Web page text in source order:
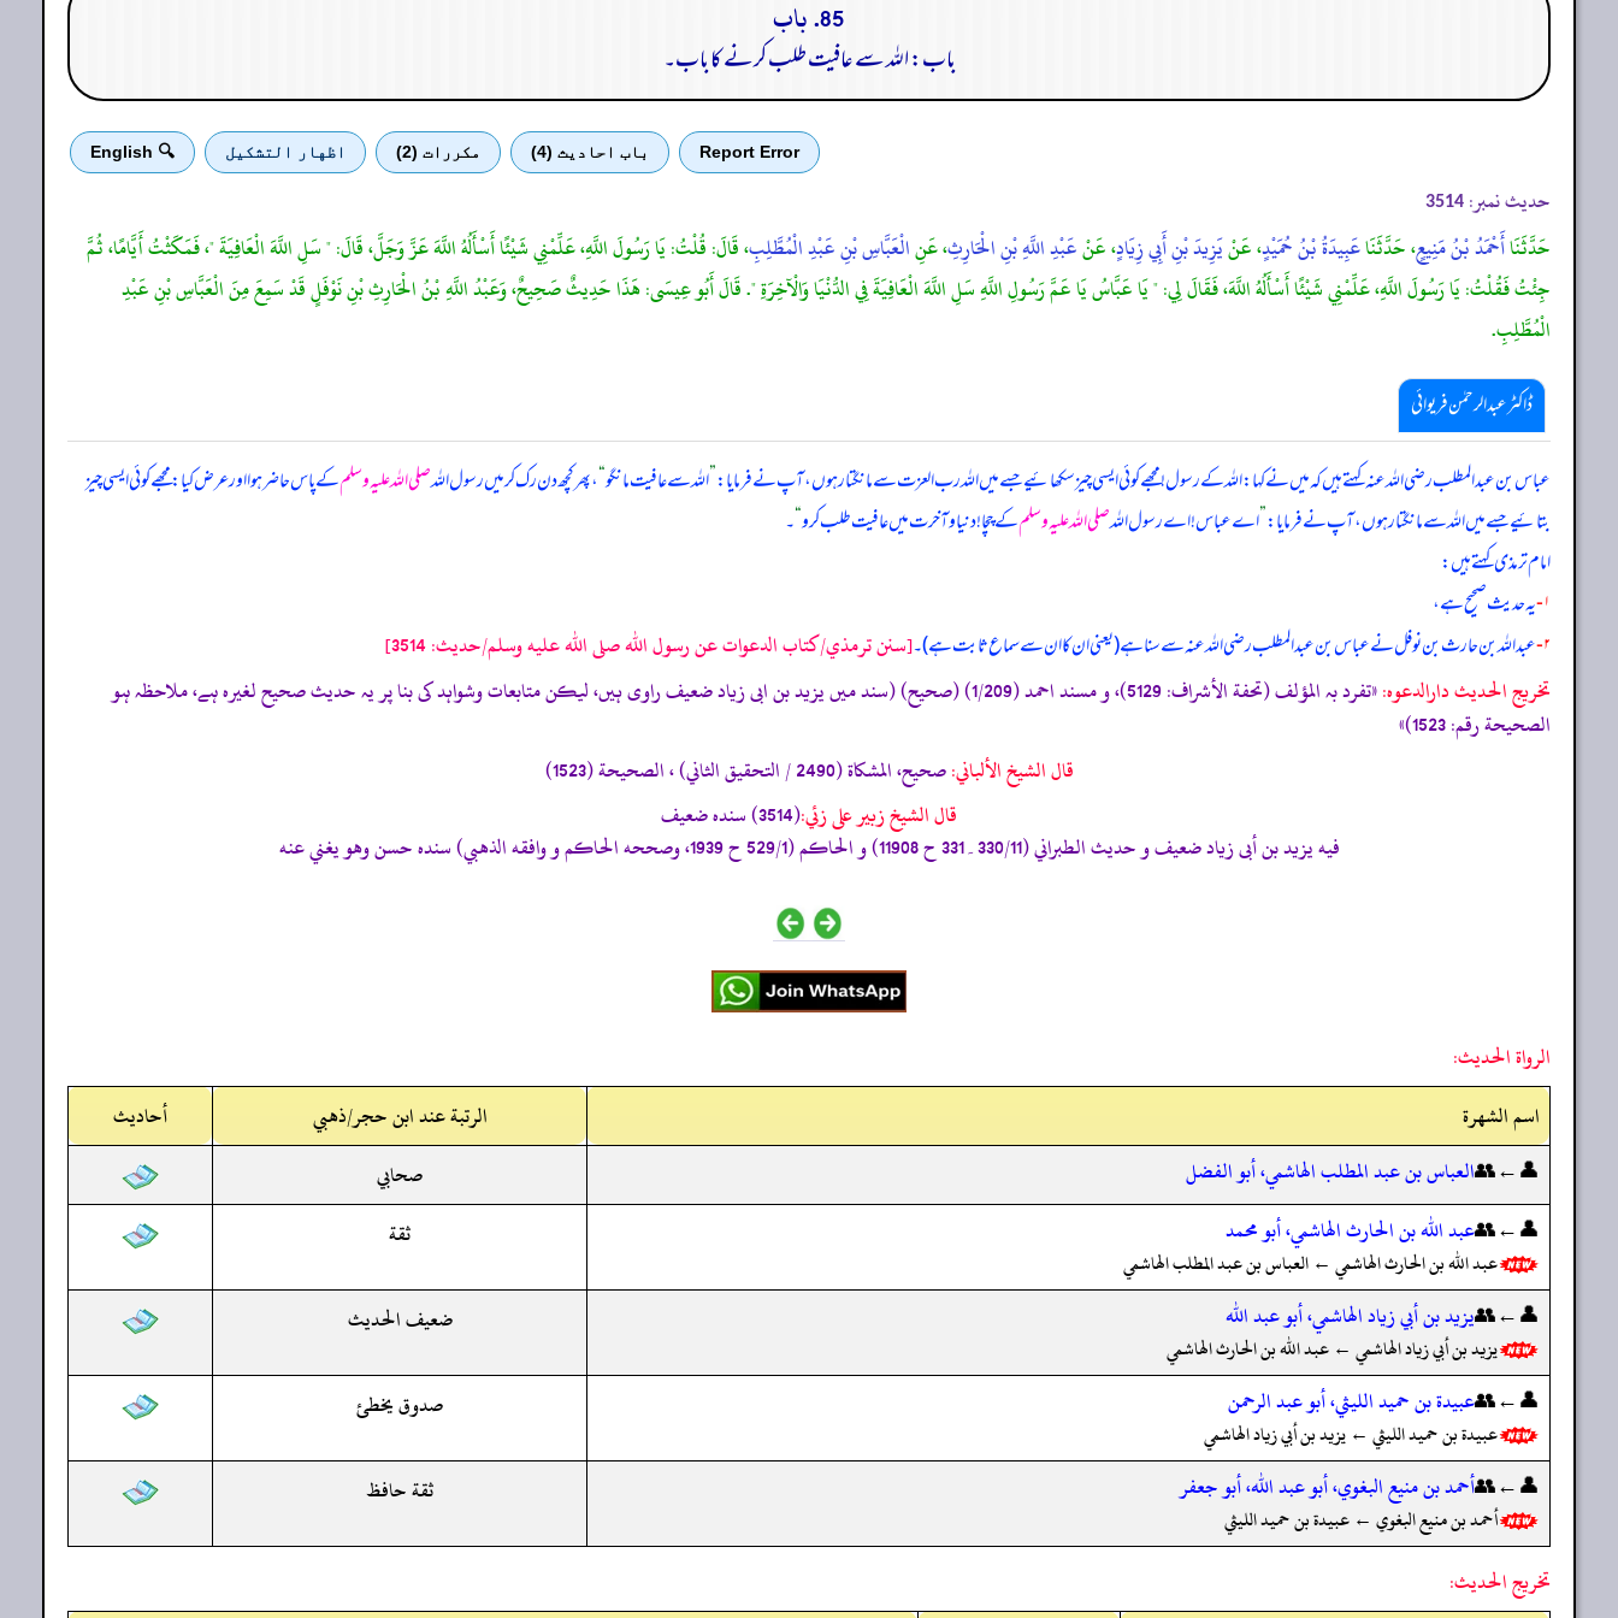
85. باب
باب: اللہ سے عافیت طلب کرنے کا باب۔
Report Error باب احادیث (4) مكررات (2) اظهار التشكيل 🔍 English
حدیث نمبر: 3514
حَدَّثَنَاأَحْمَدُ بْنُ مَنِيعٍ، حَدَّثَنَاعَبِيدَةُ بْنُ حُمَيْدٍ، عَنْيَزِيدَ بْنِ أَبِي زِيَادٍ، عَنْعَبْدِ اللَّهِ بْنِ الْحَارِثِ، عَنِالْعَبَّاسِ بْنِ عَبْدِ الْمُطَّلِبِ، قَالَ: قُلْتُ: يَا رَسُولَ اللَّهِ، عَلِّمْنِي شَيْئًا أَسْأَلُهُ اللَّهَ عَزَّ وَجَلَّ، قَالَ: " سَلِ اللَّهَ الْعَافِيَةَ "، فَمَكَثْتُ أَيَّامًا، ثُمَّ
جِئْتُ فَقُلْتُ: يَا رَسُولَ اللَّهِ، عَلِّمْنِي شَيْئًا أَسْأَلُهُ اللَّهَ، فَقَالَ لِي: " يَا عَبَّاسُ يَا عَمَّ رَسُولِ اللَّهِ سَلِ اللَّهَ الْعَافِيَةَ فِي الدُّنْيَا وَالْآخِرَةِ ". قَالَ أَبُو عِيسَى: هَذَا حَدِيثٌ صَحِيحٌ، وَعَبْدُ اللَّهِ بْنُ الْحَارِثِ بْنِ نَوْفَلٍ قَدْ سَمِعَ مِنَ الْعَبَّاسِ بْنِ عَبْدِ
الْمُطَّلِبِ.
ڈاکٹر عبدالرحمٰن فریوائی
عباس بن عبدالمطلب رضی الله عنہ کہتے ہیں کہمیں نے کہا: اللہ کے رسول! مجھے کوئی ایسی چیز سکھائیے جسے میں اللہ رب العزت سے مانگتا رہوں، آپ نے فرمایا:”اللہ سے عافیت مانگو“، پھر کچھ دن رک کر میں رسول اللہصلی اللہ علیہ وسلمکے پاس حاضر ہوا اور عرض کیا: مجھے کوئی ایسی چیز
بتائیے جسے میں اللہ سے مانگتا رہوں، آپ نے فرمایا:”اے عباس! اے رسول اللہصلی اللہ علیہ وسلمکے چچا! دنیا و آخرت میں عافیت طلب کرو“۔
امام ترمذی کہتے ہیں:
۱- یہ حدیث صحیح ہے،
۲- عبداللہ بن حارث بن نوفل نے عباس بن عبدالمطلب رضی الله عنہ سے سنا ہے (یعنی ان کا ان سے سماع ثابت ہے)۔[سنن ترمذي/كتاب الدعوات عن رسول الله صلى الله عليه وسلم/حدیث: 3514]
تخریج الحدیث دارالدعوہ:
«تفرد بہ المؤلف (تحفة الأشراف: 5129)، و مسند احمد (1/209) (صحیح) (سند میں یزید بن ابی زیاد ضعیف راوی ہیں، لیکن متابعات وشواہد کی بنا پر یہ حدیث صحیح لغیرہ ہے، ملاحظہ ہو
الصحیحة رقم: 1523)»
قال الشيخ الألباني:صحيح، المشكاة (2490 / التحقيق الثاني) ، الصحيحة (1523)
قال الشيخ زبير على زئي:(3514) سنده ضعيف
فيه يزيد بن أبى زياد ضعيف و حديث الطبراني (330/11۔331 ح 11908) و الحاكم (529/1 ح 1939، وصححه الحاكم و وافقه الذهبي) سنده حسن وهو يغني عنه
الرواة الحديث:
اسم الشهرة
الرتبة عند ابن حجر/ذهبي
أحاديث
👤←👥العباس بن عبد المطلب الهاشمي، أبو الفضل
صحابي
👤←👥عبد الله بن الحارث الهاشمي، أبو محمد
عبد الله بن الحارث الهاشمي ← العباس بن عبد المطلب الهاشمي
ثقة
👤←👥يزيد بن أبي زياد الهاشمي، أبو عبد الله
يزيد بن أبي زياد الهاشمي ← عبد الله بن الحارث الهاشمي
ضعيف الحديث
👤←👥عبيدة بن حميد الليثي، أبو عبد الرحمن
عبيدة بن حميد الليثي ← يزيد بن أبي زياد الهاشمي
صدوق يخطئ
👤←👥أحمد بن منيع البغوي، أبو عبد الله، أبو جعفر
أحمد بن منيع البغوي ← عبيدة بن حميد الليثي
ثقة حافظ
تخريج الحديث: